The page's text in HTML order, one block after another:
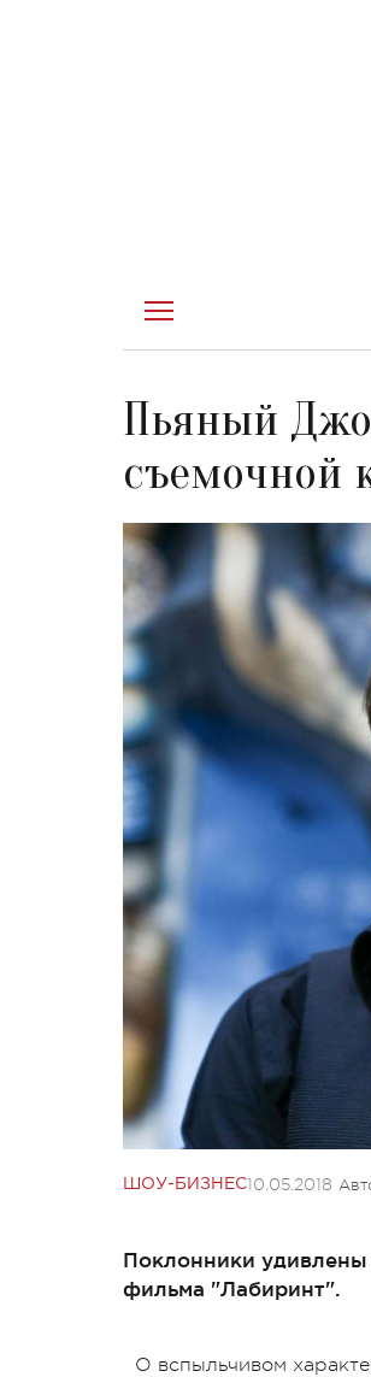
Пьяный
съемочной
ШОУ-БИЗНЕС10.05.2018
Поклонники
фильма "Лабиринт".
О вспыльчивом